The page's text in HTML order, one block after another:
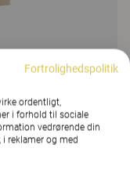
Fortrolighedspolitik
ordentligt,
i forhold til sociale
vedrørende din
i reklamer og med